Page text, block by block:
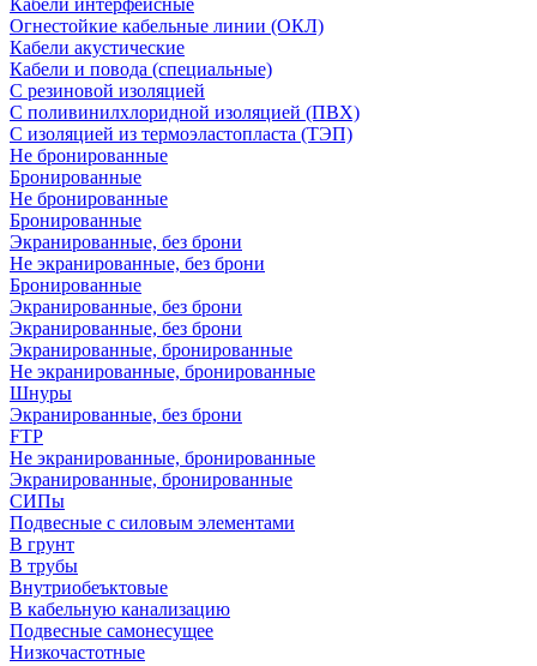
Кабели интерфейсные
Огнестойкие кабельные линии (ОКЛ)
Кабели акустические
Кабели и повода (специальные)
С резиновой изоляцией
С поливинилхлоридной изоляцией (ПВХ)
С изоляцией из термоэластопласта (ТЭП)
Не бронированные
Бронированные
Не бронированные
Бронированные
Экранированные, без брони
Не экранированные, без брони
Бронированные
Экранированные, без брони
Экранированные, без брони
Экранированные, бронированные
Не экранированные, бронированные
Шнуры
Экранированные, без брони
FTP
Не экранированные, бронированные
Экранированные, бронированные
СИПы
Подвесные с силовым элементами
В грунт
В трубы
Внутриобеъктовые
В кабельную канализацию
Подвесные самонесущее
Низкочастотные